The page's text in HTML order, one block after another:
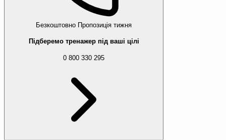
Безкоштовно Пропозиція тижня
Підберемо тренажер під ваші цілі
0 800 330 295